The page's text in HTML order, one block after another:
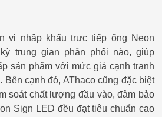
vị nhập khẩu trực tiếp ống Neon
trung gian phân phối nào, giúp
sản phẩm với mức giá cạnh tranh
Bên cạnh đó, AThaco cũng đặc biệt
soát chất lượng đầu vào, đảm bảo
Sign LED đều đạt tiêu chuẩn cao